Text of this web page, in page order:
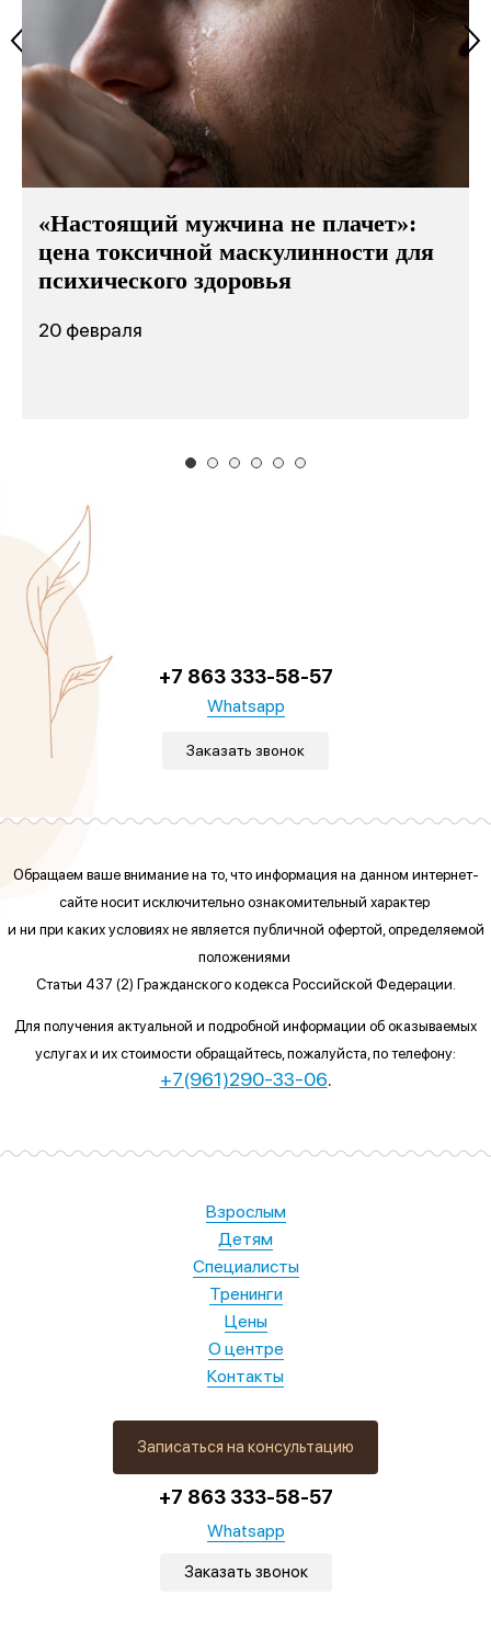
«Настоящий мужчина не плачет»:
цена токсичной маскулинности для
психического здоровья
20 февраля
+7 863 333-58-57
Whatsapp
Заказать звонок
Обращаем ваше внимание на то, что информация на данном интернет-
сайтеносит исключительно ознакомительный характер
и ни при каких условияхне является публичной офертой, определяемой
положениями
Статьи 437 (2) Гражданского кодекса Российской Федерации.
Для получения актуальной и подробной информации об оказываемых
услугах и их стоимости обращайтесь, пожалуйста, по телефону:
+7(961)290-33-06.
Записаться на консультацию
+7 863 333-58-57
Whatsapp
Заказать звонок
Взрослым
Детям
Специалисты
Тренинги
Цены
О центре
Контакты